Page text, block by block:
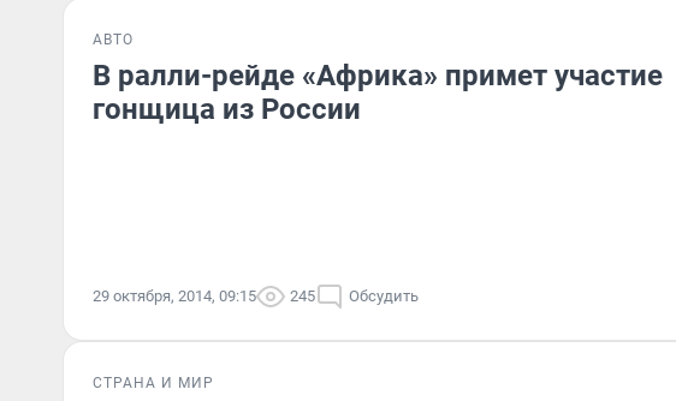
АВТО
В ралли-рейде «Африка» примет участие
гонщица из России
29 октября, 2014, 09:15 245 Обсудить
СТРАНА И МИР